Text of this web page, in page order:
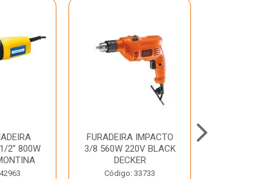
2” 800W
FURADEIRA IMPACTO
3/8 560W 220V BLACK
DECKER
Código: 33733